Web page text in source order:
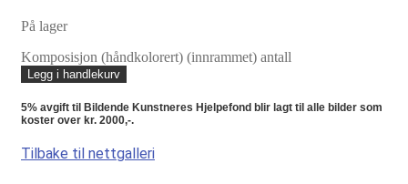
På lager
Komposisjon (håndkolorert) (innrammet) antall
Legg i handlekurv
5% avgift til Bildende Kunstneres Hjelpefond blir lagt til alle bilder som
koster over kr. 2000,-.
Tilbake til nettgalleri